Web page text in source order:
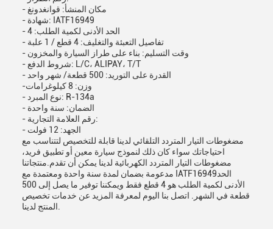
- مكان المنشأ: قوانغدونغ
- شهادة: IATF16949
- الحد الأدنى لكمية الطلب: 4
- تفاصيل التعبئة والتغليف: 4 قطع / 1 علبة
- وقت التسليم: بناء على طراز السيارة والمخزون
- شروط الدفع: L/C، ALIPAY، T/T
- القدرة على التوريد: 500 قطعة/ شهر واحد
-وزن: 8 كيلوغرامات
- نوع المبرد: R-134a
- الضمان: سنة واحدة
- رقم العلامة التجارية:
- الجهد: 12 فولت
مضغوطات التيار المتردد التلقائي لدينا قابلة للتخصيص لتتناسب مع
احتياجاتك سواء كان ذلك لنموذج سيارة معين أو تطبيق فريد،
مضغوطات التيار المتردد الكهربائية لدينا يمكن أن تقدم.منتجاتنا
مدعومة بضمان لمدة سنة واحدة ومعتمدة مع IATF16949الحد
الأدنى لكمية الطلب هو 4 قطع فقط ويمكننا توفير ما يصل إلى 500
قطعة في الشهر. اتصل بنا اليوم لمعرفة المزيد عن خدمات تخصيص